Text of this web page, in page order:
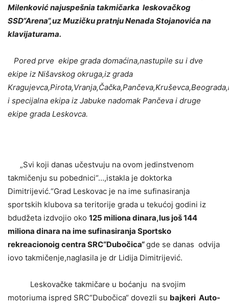
Milenković najuspešnia takmičarka leskovačkog
SSD“Arena“,uz Muzičku pratnju Nenada Stojanovića na
klavijaturama.
Pored prve ekipe grada domaćina,nastupile su i dve
ekipe iz Nišavskog okruga,iz grada
i specijalna ekipa iz Jabuke nadomak Pančeva i druge
ekipe grada Leskovca.
„Svi koji danas učestvuju na ovom jedinstvenom
takmičenju su pobednici“…,istakla je doktorka
Dimitrijević.“Grad Leskovac je na ime sufinasiranja
sportskih klubova sa teritorije grada u tekućoj godini iz
bdudžeta izdvojio oko 125 miliona dinara,lus još 144
miliona dinara na ime sufinasiranja Sportsko
rekreacionoig centra SRC“Dubočica“gde se danas odvija
iovo takmičenje,naglasila je dr Lidija Dimitrijević.
Leskovačke takmičare u boćanju na svojim
motoriuma ispred SRC“Dubočica“ dovezli su bajkeri Auto-